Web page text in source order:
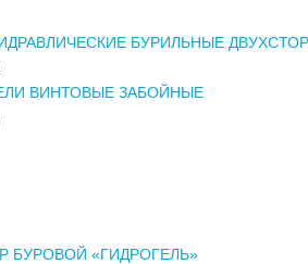
БУРИЛЬНЫЕ
ВИНТОВЫЕ ЗАБОЙНЫЕ
БУРОВОЙ «ГИДРОГЕЛЬ»